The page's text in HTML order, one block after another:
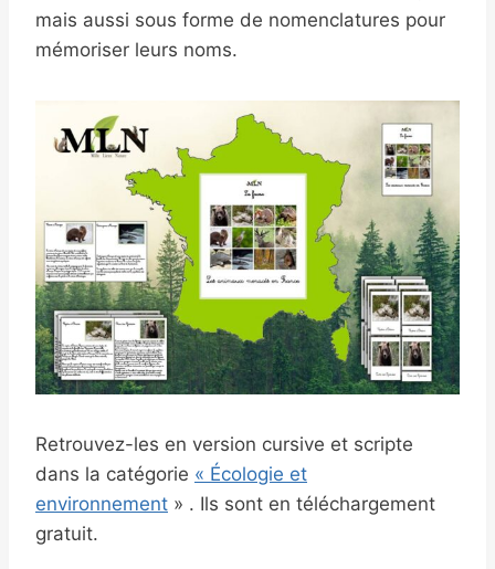
mais aussi sous forme de nomenclatures pour
mémoriser leurs noms.
Retrouvez-les en version cursive et scripte
dans la catégorie « Écologie et
environnement » . Ils sont en téléchargement
gratuit.